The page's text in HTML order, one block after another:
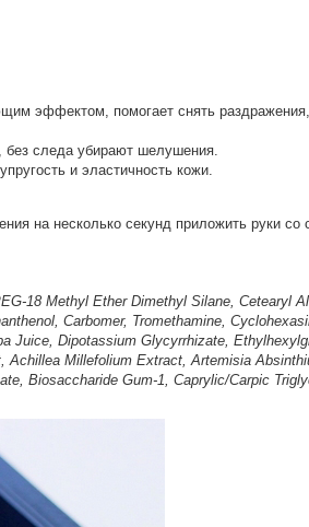
эффектом, помогает снять раздражения,
без следа убирают шелушения.
и эластичность кожи.
на несколько секунд приложить руки со
18 Methyl Ether Dimethyl Silane, Cetearyl
Carbomer, Tromethamine,
Juice, Dipotassium Glycyrrhizate,
Achillea Millefolium Extract, Artemisia
Biosaccharide Gum-1, Caprylic/Carpic